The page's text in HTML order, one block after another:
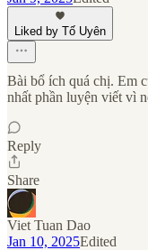
Liked by Tố Uyên
Bài bổ ích quá chị. Em
nhất phần luyện viết vì
Reply
Share
Viet Tuan Dao
Jan 10, 2025Edited